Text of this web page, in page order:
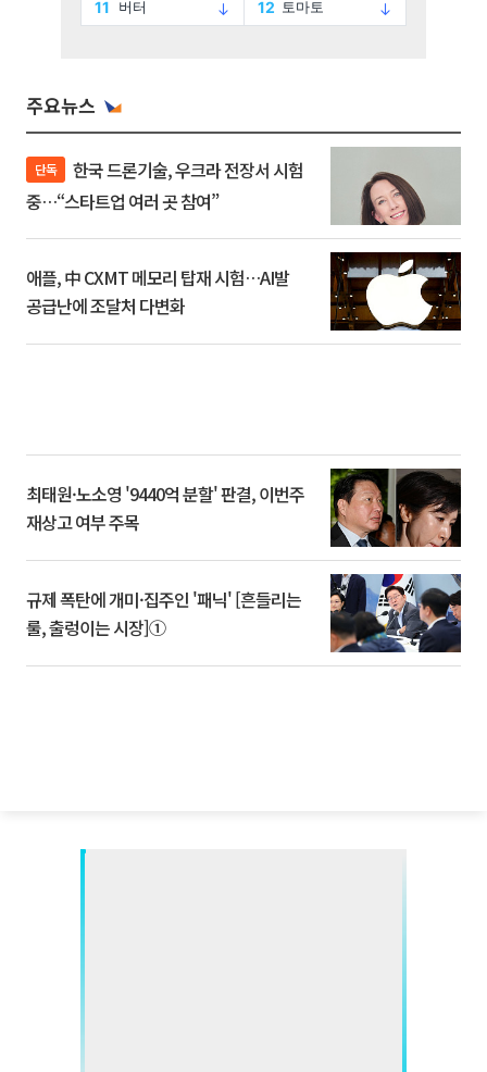
주요뉴스
단독
중…“스타트업 여러 곳 참여”
애플, 中 CXMT 메모리 탑재 시험…AI발
공급난에 조달처 다변화
최태원·노소영 '9440억 분할' 판결, 이번주
재상고 여부 주목
규제 폭탄에 개미·집주인 '패닉' [흔들리는
룰, 출렁이는 시장]①